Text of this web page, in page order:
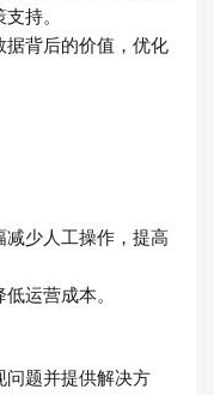
持。
背后的价值，优化
少人工操作，提高
运营成本。
问题并提供解决方